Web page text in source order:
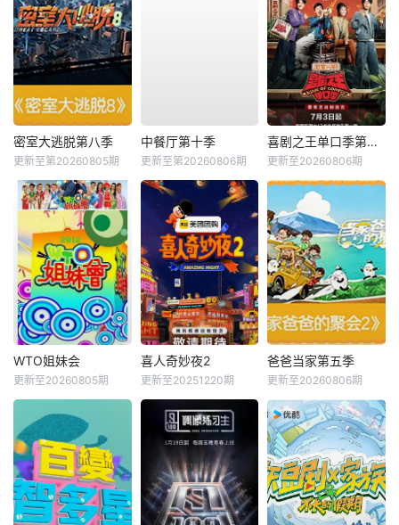
密室大逃脱第八季
更新至第20260805期
中餐厅第十季
更新至第20260806期
喜剧之王单口季第三季
更新至20260806期
WTO姐妹会
更新至20260805期
喜人奇妙夜2
更新至20251220期
爸爸当家第五季
更新至20260806期